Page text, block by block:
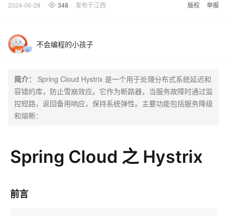
2024-06-28 348 发布于江西 版权 举报
不会编程的小孩子
简介：
Spring Cloud Hystrix 是一个用于处理分布式系统延迟和
容错的库，防止雪崩效应。它作为断路器，当服务故障时通过监
控短路，返回备用响应，保持系统弹性。主要功能包括服务降级
和熔断：
Spring Cloud 之 Hystrix
前言